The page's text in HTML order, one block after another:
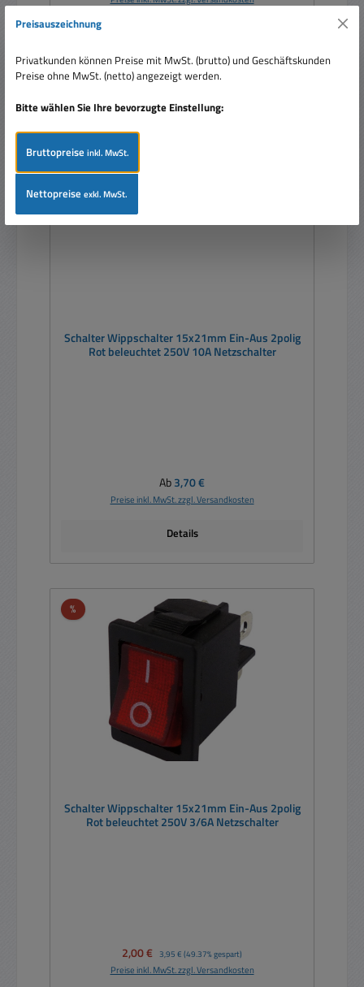
Nur 10 auf Lager!
Schalter Wippschalter 15x21mm Ein-Aus 2polig
Rot beleuchtet 250V 10A Netzschalter
Regulärer Preis:
Ab3,70 €
Preise inkl. MwSt. zzgl. Versandkosten
Details
%Rabatt
Schalter Wippschalter 15x21mm Ein-Aus 2polig
Rot beleuchtet 250V 3/6A Netzschalter
Verkaufspreis:
2,00 € Regulärer Preis:
3,95 € (49.37% gespart)
Preise inkl. MwSt. zzgl. Versandkosten
Preisauszeichnung
Privatkunden können Preise mit MwSt. (brutto) und Geschäftskunden
Preise ohne MwSt. (netto) angezeigt werden.
Bitte wählen Sie Ihre bevorzugte Einstellung:
Bruttopreiseinkl. MwSt.
Nettopreiseexkl. MwSt.